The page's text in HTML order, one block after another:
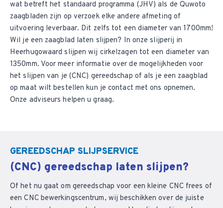
wat betreft het standaard programma (JHV) als de Quwoto
zaagbladen zijn op verzoek elke andere afmeting of
uitvoering leverbaar. Dit zelfs tot een diameter van 1700mm!
Wil je een zaagblad laten slijpen? In onzeslijperij in
Heerhugowaard slijpen wij cirkelzagen tot een diameter van
1350mm. Voor meer informatie over de mogelijkheden voor
het slijpen van je (CNC) gereedschap of als je een zaagblad
op maat wilt bestellen kun jecontact met ons opnemen.
Onze adviseurs helpen u graag.
GEREEDSCHAP SLIJPSERVICE
(CNC) gereedschap laten slijpen?
Of het nu gaat om gereedschap voor een kleine CNC frees of
een CNC bewerkingscentrum, wij beschikken over de juiste